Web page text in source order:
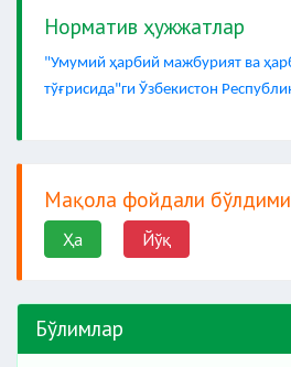
Норматив ҳужжатлар
"Умумий ҳарбий мажбурият ва
тўғрисида"ги Ўзбекистон
Мақола фойдали
Ҳа Йўқ
Бўлимлар